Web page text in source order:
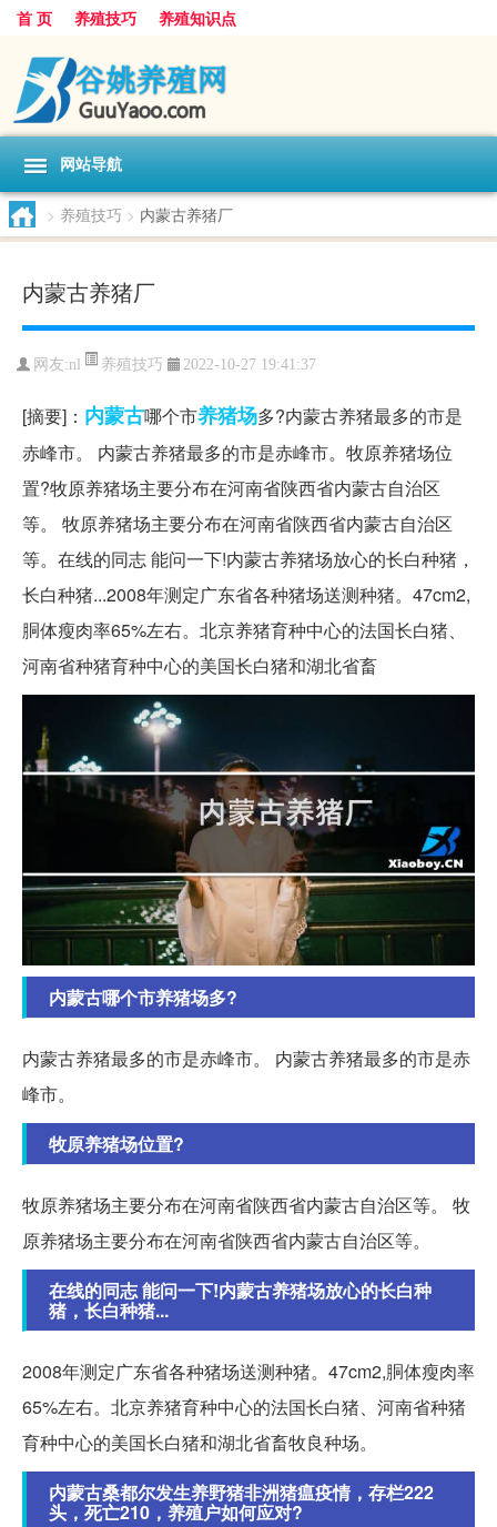
首 页 养殖技巧 养殖知识点
网站导航
> 养殖技巧 > 内蒙古养猪厂
内蒙古养猪厂
网友:nl 养殖技巧 2022-10-27 19:41:37
[摘要]： 内蒙古哪个市养猪场多?内蒙古养猪最多的市是
赤峰市。 内蒙古养猪最多的市是赤峰市。牧原养猪场位
置?牧原养猪场主要分布在河南省陕西省内蒙古自治区
等。 牧原养猪场主要分布在河南省陕西省内蒙古自治区
等。在线的同志 能问一下!内蒙古养猪场放心的长白种猪，
长白种猪...2008年测定广东省各种猪场送测种猪。47cm2,
胴体瘦肉率65%左右。北京养猪育种中心的法国长白猪、
河南省种猪育种中心的美国长白猪和湖北省畜
内蒙古哪个市养猪场多?
内蒙古养猪最多的市是赤峰市。 内蒙古养猪最多的市是赤
峰市。
牧原养猪场位置?
牧原养猪场主要分布在河南省陕西省内蒙古自治区等。 牧
原养猪场主要分布在河南省陕西省内蒙古自治区等。
在线的同志 能问一下!内蒙古养猪场放心的长白种
猪，长白种猪...
2008年测定广东省各种猪场送测种猪。47cm2,胴体瘦肉率
65%左右。北京养猪育种中心的法国长白猪、河南省种猪
育种中心的美国长白猪和湖北省畜牧良种场。
内蒙古桑都尔发生养野猪非洲猪瘟疫情，存栏222
头，死亡210，养殖户如何应对?